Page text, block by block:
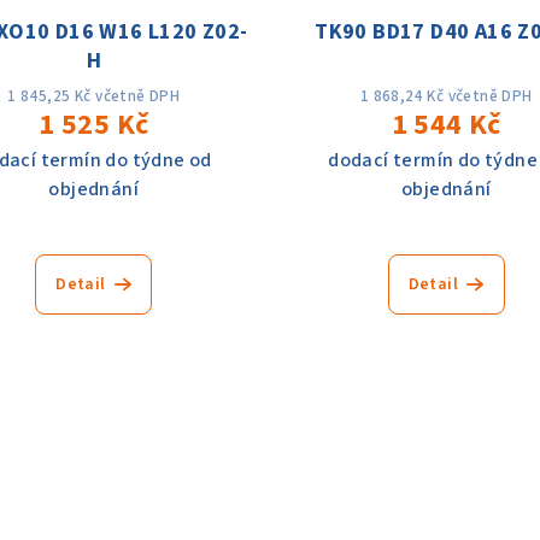
D16 W16 L120 Z02-
H
1 845,25 Kč včetně DPH
1 525 Kč
termín do týdne od
objednání
Detail
TK90 BD17 D40 A16
1 868,24 Kč včetně DPH
1 544 Kč
dodací termín do
objednání
Detail